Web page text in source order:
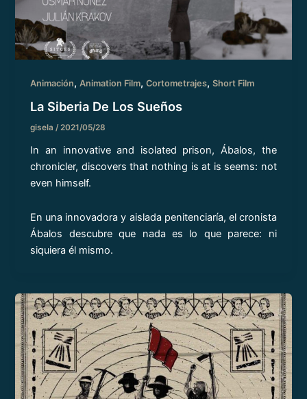
Animación,Animation Film,Cortometrajes,Short Film
La Siberia De Los Sueños
gisela/2021/05/28
In an innovative and isolated prison, Ábalos, the
chronicler, discovers that nothing is at is seems: not
even himself.
En una innovadora y aislada penitenciaría, el cronista
Ábalos descubre que nada es lo que parece: ni
siquiera él mismo.